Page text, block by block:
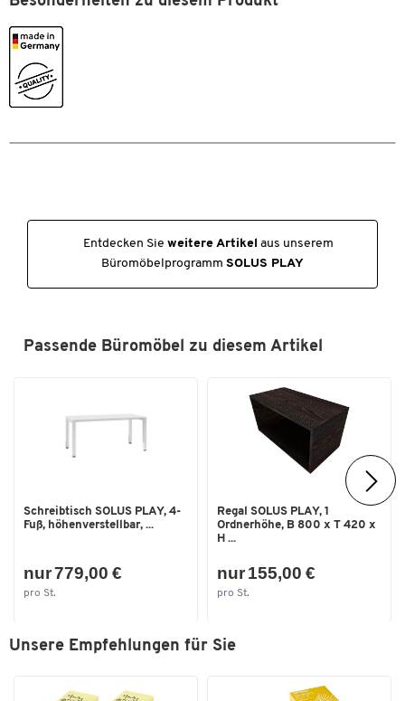
Entdecken Sie weitere Artikel aus unserem
Büromöbelprogramm SOLUS PLAY
Passende Büromöbel zu diesem Artikel
Schreibtisch SOLUS PLAY, 4-
Fuß, höhenverstellbar, ...
nur 779,00 €
pro St.
Regal SOLUS PLAY, 1
Ordnerhöhe, B 800 x T 420 x
H ...
nur 155,00 €
pro St.
Unsere Empfehlungen für Sie